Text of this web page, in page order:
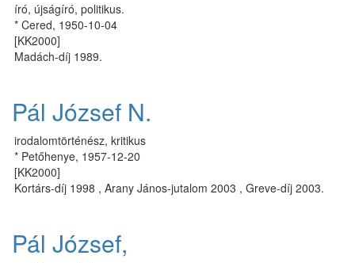
író, újságíró, politikus.
* Cered, 1950-10-04
[KK2000]
Madách-díj 1989.
Pál József N.
irodalomtörténész, kritikus
* Petőhenye, 1957-12-20
[KK2000]
Kortárs-díj 1998 , Arany János-jutalom 2003 , Greve-díj 2003.
Pál József,